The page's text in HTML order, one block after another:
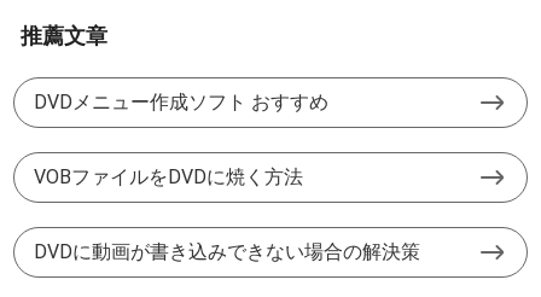
推薦文章
DVDメニュー作成ソフト おすすめ
VOBファイルをDVDに焼く方法
DVDに動画が書き込みできない場合の解決策